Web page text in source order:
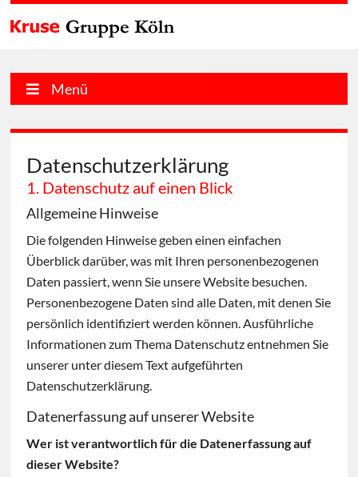
Menü
Datenschutzerklärung
1. Datenschutz auf einen Blick
Allgemeine Hinweise
Die folgenden Hinweise geben einen einfachen
Überblick darüber, was mit Ihren personenbezogenen
Daten passiert, wenn Sie unsere Website besuchen.
Personenbezogene Daten sind alle Daten, mit denen Sie
persönlich identifiziert werden können. Ausführliche
Informationen zum Thema Datenschutz entnehmen Sie
unserer unter diesem Text aufgeführten
Datenschutzerklärung.
Datenerfassung auf unserer Website
Wer ist verantwortlich für die Datenerfassung auf
dieser Website?